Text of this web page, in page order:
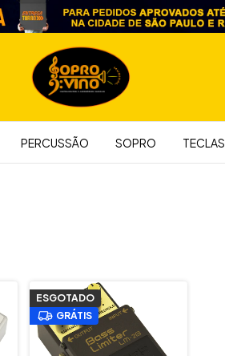
PERCUSSÃO SOPRO TECLAS
ESGOTADO
GRÁTIS